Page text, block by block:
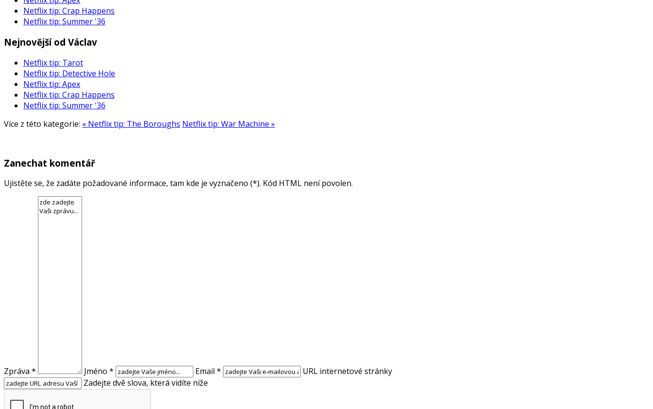
Netflix tip: Crap Happens
Netflix tip: Summer '36
Nejnovější od Václav
Netflix tip: Tarot
Netflix tip: Detective Hole
Netflix tip: Apex
Netflix tip: Crap Happens
Netflix tip: Summer '36
Více z této kategorie: « Netflix tip: The Boroughs Netflix tip: War Machine »
Zanechat komentář
Ujistěte se, že zadáte požadované informace, tam kde je vyznačeno (*). Kód HTML není povolen.
Zpráva * Jméno * Email *
URL internetové stránky
Zadejte dvě slova, která vidíte níže